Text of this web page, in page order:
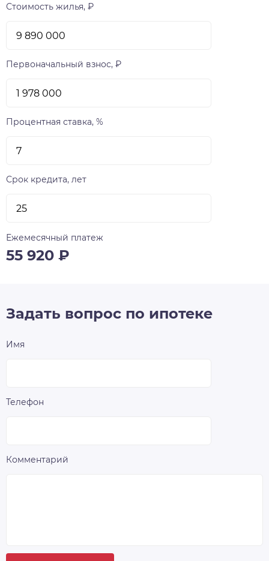
Стоимость жилья, ₽
Первоначальный взнос, ₽
Процентная ставка, %
Срок кредита, лет
Ежемесячный платеж
55 920 ₽
Задать вопрос по ипотеке
Имя
Телефон
Комментарий